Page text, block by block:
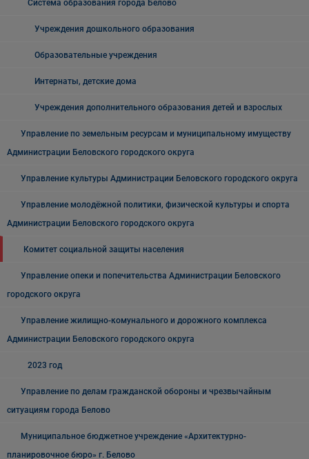
Система образования города Белово
Учреждения дошкольного образования
Образовательные учреждения
Интернаты, детские дома
Учреждения дополнительного образования детей и взрослых
Управление по земельным ресурсам и муниципальному имуществу
Администрации Беловского городского округа
Управление культуры Администрации Беловского городского округа
Управление молодёжной политики, физической культуры и спорта
Администрации Беловского городского округа
Комитет социальной защиты населения
Управление опеки и попечительства Администрации Беловского
городского округа
Управление жилищно-комунального и дорожного комплекса
Администрации Беловского городского округа
2023 год
Управление по делам гражданской обороны и чрезвычайным
ситуациям города Белово
Муниципальное бюджетное учреждение «Архитектурно-
планировочное бюро» г. Белово